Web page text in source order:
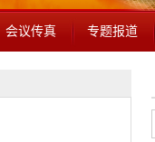
会议传真 专题报道